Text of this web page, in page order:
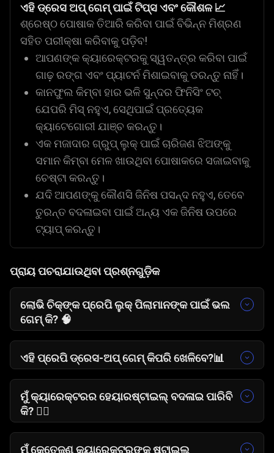
ଏହି ଡ୍ରେସ ଅପ୍ ଗେମ୍ ପାଇଁ ଟିପ୍ସ ଏବଂ କୌଶଳ 📈
ଶ୍ରେଷ୍ଠ ପୋଷାକ ତିଆରି କରିବା ପାଇଁ ବିଭିନ୍ନ ମିଶ୍ରଣ
ସହିତ ପରୀକ୍ଷା କରିବାକୁ ପଡ଼ିବ!
ଆପଣଙ୍କ କ୍ୟାରେକ୍ଟରକୁ ସ୍ୱତନ୍ତ୍ର କରିବା ପାଇଁ
ଗାଢ଼ ରଙ୍ଗ ଏବଂ ପ୍ୟାଟର୍ନ ମିଶାଇବାକୁ ଡରନ୍ତୁ ନାହିଁ।
କାନଫୁଲ କିମ୍ବା ହାର ଭଳି ସୁନ୍ଦର ଫିନିସିଂ ଟଚ୍
ଯେପରି ମିସ୍ ନହୁଏ, ସେଥିପାଇଁ ପ୍ରତ୍ୟେକ
କ୍ୟାଟେଗୋରୀ ଯାଞ୍ଚ କରନ୍ତୁ।
ଏକ ମଜାଦାର ଗ୍ରୁପ୍ ଲୁକ୍ ପାଇଁ ଚାରିଜଣ ଝିଅଙ୍କୁ
ସମାନ କିମ୍ବା ମେଳ ଖାଉଥିବା ପୋଷାକରେ ସଜାଇବାକୁ
ଚେଷ୍ଟା କରନ୍ତୁ।
ଯଦି ଆପଣଙ୍କୁ କୌଣସି ଜିନିଷ ପସନ୍ଦ ନହୁଏ, ତେବେ
ତୁରନ୍ତ ବଦଳାଇବା ପାଇଁ ଅନ୍ୟ ଏକ ଜିନିଷ ଉପରେ
ଟ୍ୟାପ୍ କରନ୍ତୁ।
ପ୍ରାୟ ପଚରାଯାଉଥିବା ପ୍ରଶ୍ନଗୁଡ଼ିକ
ଲୋଭି ଚିକ୍‌ଙ୍କ ପ୍ରେପି ଲୁକ୍ ପିଲାମାନଙ୍କ ପାଇଁ ଭଲ
ଗେମ୍ କି? 🧠
ଗେମ୍ ଯାହା ଖେଳାଳିମାନଙ୍କୁ ସେମାନଙ୍କର ସୃଜନଶୀଳତା
ଏବଂ ବ୍ୟକ୍ତିଗତ ଶୈଳୀ ଅନୁସନ୍ਧାନ କରିବାକୁ ସୁଯୋଗ
ଦିଏ।
ଏହି ପ୍ରେପି ଡ୍ରେସ-ଅପ୍ ଗେମ୍ କିପରି ଖେଳିବେ?📊
କଷ୍ଟମାଇଜ୍ ଆଉଟଫିଟ୍ ତିଆରି କରିବା ପାଇଁ ବିଭିନ୍ନ
ପୋଷାକ ଏବଂ ଆସେସୋରି ମେନୁ ମାଧ୍ୟମରେ ଟ୍ୟାପ୍
କରନ୍ତି।
ମୁଁ କ୍ୟାରେକ୍ଟରର ହେୟାରଷ୍ଟାଇଲ୍ ବଦଳାଇ ପାରିବି
କି? 💇‍♀️
ଆପଣ ଡ୍ରେସ୍, ଗହଣା ଏବଂ ଚଷମା ସହିତ
ମୁଁ କେତେଜଣ କ୍ୟାରେକ୍ଟରଙ୍କୁ ଷ୍ଟାଇଲ୍